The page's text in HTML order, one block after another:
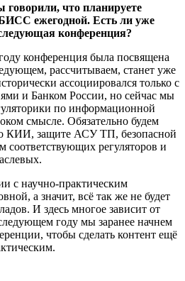
что планируете
ежегодной. Есть ли уже
конференция?
конференция была посвящена
рассчитываем, станет уже
ассоциировался только с
и Банком России, но сейчас мы
по информационной
смысле. Обязательно будем
КИИ, защите АСУ ТП, безопасной
соответствующих регуляторов и
с научно-практическим
а значит, всё так же не будет
И здесь многое зависит от
году мы заранее начнем
чтобы сделать контент ещё